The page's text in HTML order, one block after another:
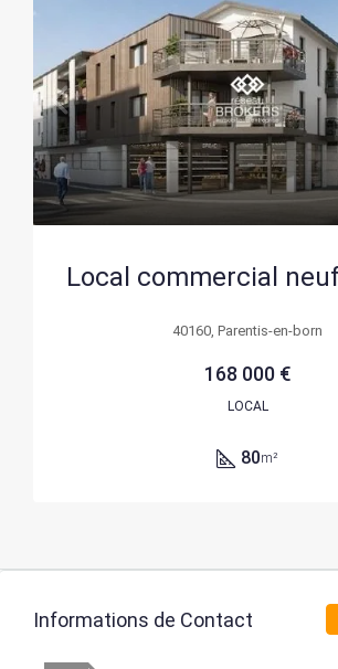
40160, Parentis-en-born
168 000 €
LOCAL
80m²
Informations de Contact